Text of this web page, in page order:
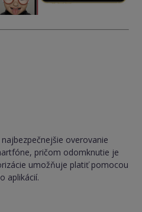
overovanie
pričom odomknutie je
umožňuje platiť pomocou
aplikácií.